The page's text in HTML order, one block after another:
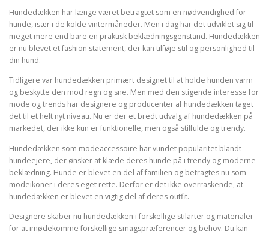
Hundedækken har længe været betragtet som en nødvendighed for
hunde, især i de kolde vintermåneder. Men i dag har det udviklet sig til
meget mere end bare en praktisk beklædningsgenstand. Hundedækken
er nu blevet et fashion statement, der kan tilføje stil og personlighed til
din hund.
Tidligere var hundedækken primært designet til at holde hunden varm
og beskytte den mod regn og sne. Men med den stigende interesse for
mode og trends har designere og producenter af hundedækken taget
det til et helt nyt niveau. Nu er der et bredt udvalg af hundedækken på
markedet, der ikke kun er funktionelle, men også stilfulde og trendy.
Hundedækken som modeaccessoire har vundet popularitet blandt
hundeejere, der ønsker at klæde deres hunde på i trendy og moderne
beklædning. Hunde er blevet en del af familien og betragtes nu som
modeikoner i deres eget rette. Derfor er det ikke overraskende, at
hundedækken er blevet en vigtig del af deres outfit.
Designere skaber nu hundedækken i forskellige stilarter og materialer
for at imødekomme forskellige smagspræferencer og behov. Du kan